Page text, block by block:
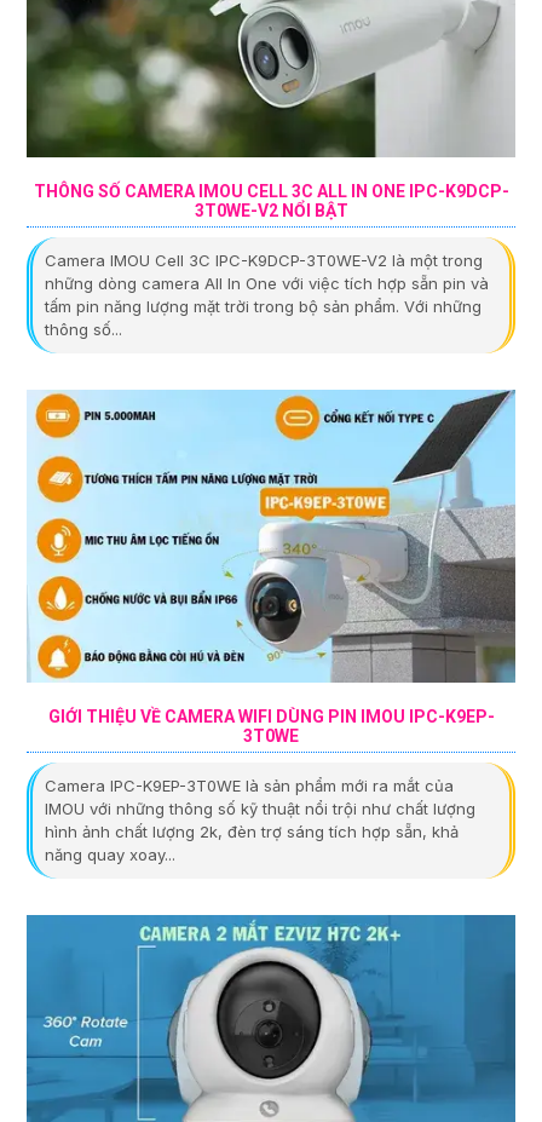
THÔNG SỐ CAMERA IMOU CELL 3C ALL IN ONE IPC-K9DCP-
3T0WE-V2 NỔI BẬT
Camera IMOU Cell 3C IPC-K9DCP-3T0WE-V2 là một trong
những dòng camera All In One với việc tích hợp sẵn pin và
tấm pin năng lượng mặt trời trong bộ sản phẩm. Với những
thông số...
GIỚI THIỆU VỀ CAMERA WIFI DÙNG PIN IMOU IPC-K9EP-
3T0WE
Camera IPC-K9EP-3T0WE là sản phẩm mới ra mắt của
IMOU với những thông số kỹ thuật nổi trội như chất lượng
hình ảnh chất lượng 2k, đèn trợ sáng tích hợp sẵn, khả
năng quay xoay...